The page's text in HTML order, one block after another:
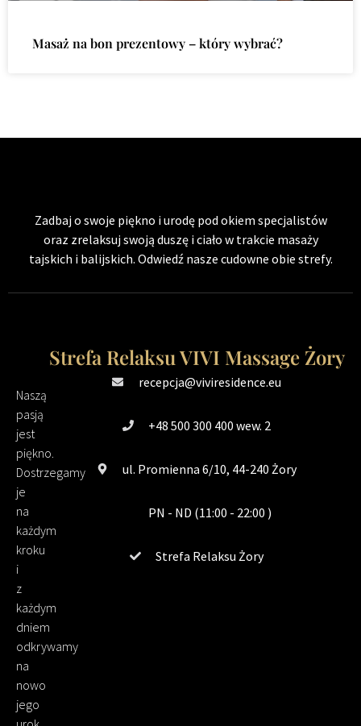
Masaż na bon prezentowy – który wybrać?
Zadbaj o swoje piękno i urodę pod okiem specjalistów
oraz zrelaksuj swoją duszę i ciało w trakcie masaży
tajskich i balijskich. Odwiedź nasze cudowne obie strefy.
Naszą
pasją
jest
piękno.
Dostrzegamy
je
na
każdym
kroku
i
z
każdym
dniem
odkrywamy
na
nowo
jego
Strefa Relaksu VIVI Massage Żory
recepcja@viviresidence.eu
+48 500 300 400 wew. 2
ul. Promienna 6/10, 44-240 Żory
PN - ND (11:00 - 22:00 )
Strefa Relaksu Żory